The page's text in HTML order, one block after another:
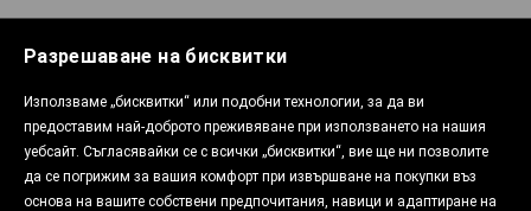
Разрешаване на бисквитки
Използваме „бисквитки“ или подобни технологии, за да ви
предоставим най-доброто преживяване при използването на нашия
уебсайт. Съгласявайки се с всички „бисквитки“, вие ще ни позволите
да се погрижим за вашия комфорт при извършване на покупки въз
основа на вашите собствени предпочитания, навици и адаптиране на